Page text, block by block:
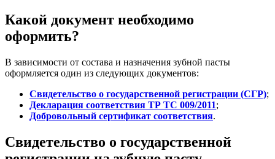
Какой документ необходимо
оформить?
В зависимости от состава и назначения зубной пасты
оформляется один из следующих документов:
Свидетельство о государственной регистрации (СГР);
Декларация соответствия ТР ТС 009/2011;
Добровольный сертификат соответствия.
Свидетельство о государственной